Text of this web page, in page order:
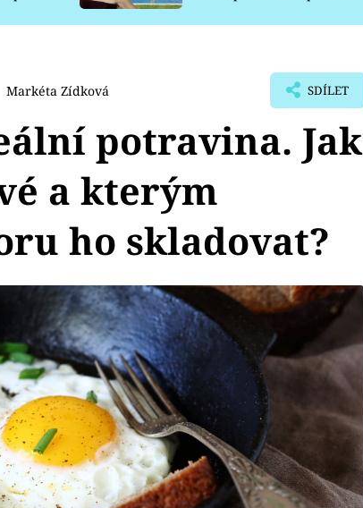
Markéta Zídková SDÍLET
potravina. Jak
a kterým
ho skladovat?